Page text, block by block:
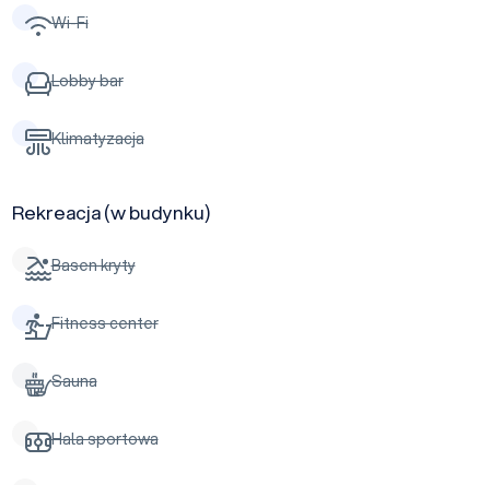
Wi-Fi
Lobby bar
Klimatyzacja
Rekreacja (w budynku)
Basen kryty
Fitness center
Sauna
Hala sportowa